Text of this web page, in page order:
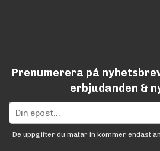
Prenumerera på
erbjudanden &
De uppgifter du matar in kommer endast